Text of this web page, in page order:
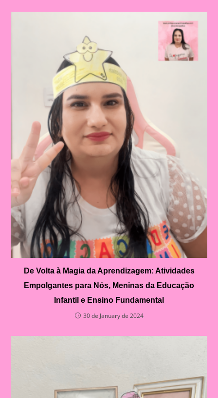
De Volta à Magia da Aprendizagem: Atividades
Empolgantes para Nós, Meninas da Educação
Infantil e Ensino Fundamental
30 de January de 2024